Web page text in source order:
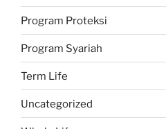
Program Proteksi
Program Syariah
Term Life
Uncategorized